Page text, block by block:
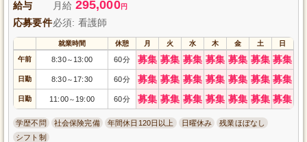
給与 月給 295,000円
応募要件必須: 看護師
就業時間 休憩 月 火 水 木 金 土 日
午前 8:30～ 13:00 60分 募集 募集 募集 募集 募集 募集 募集
日勤 8:30～ 17:30 60分 募集 募集 募集 募集 募集 募集 募集
日勤 11:00～ 19:00 60分 募集 募集 募集 募集 募集 募集 募集
学歴不問 社会保険完備 年間休日120日以上 日曜休み
残業ほぼなし
シフト制